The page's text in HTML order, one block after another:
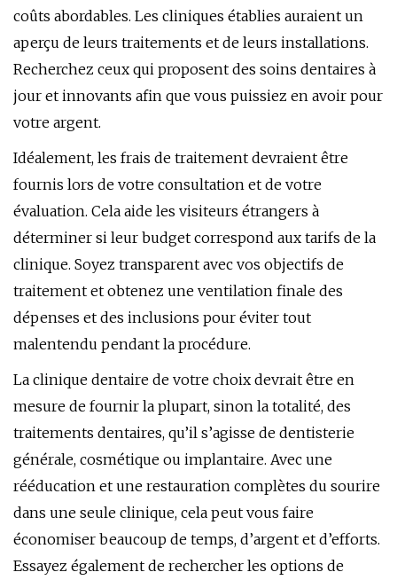
coûts abordables. Les cliniques établies auraient un
aperçu de leurs traitements et de leurs installations.
Recherchez ceux qui proposent des soins dentaires à
jour et innovants afin que vous puissiez en avoir pour
votre argent.
Idéalement, les frais de traitement devraient être
fournis lors de votre consultation et de votre
évaluation. Cela aide les visiteurs étrangers à
déterminer si leur budget correspond aux tarifs de la
clinique. Soyez transparent avec vos objectifs de
traitement et obtenez une ventilation finale des
dépenses et des inclusions pour éviter tout
malentendu pendant la procédure.
La clinique dentaire de votre choix devrait être en
mesure de fournir la plupart, sinon la totalité, des
traitements dentaires, qu’il s’agisse de dentisterie
générale, cosmétique ou implantaire. Avec une
rééducation et une restauration complètes du sourire
dans une seule clinique, cela peut vous faire
économiser beaucoup de temps, d’argent et d’efforts.
Essayez également de rechercher les options de